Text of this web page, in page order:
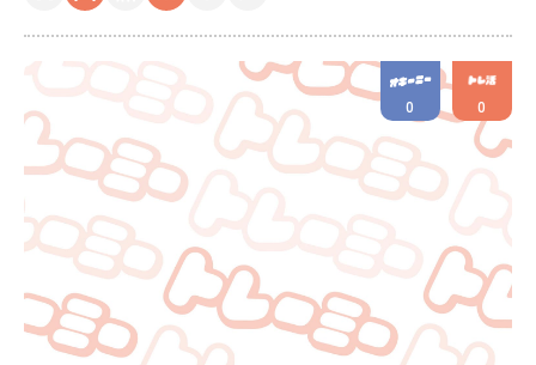
0 0